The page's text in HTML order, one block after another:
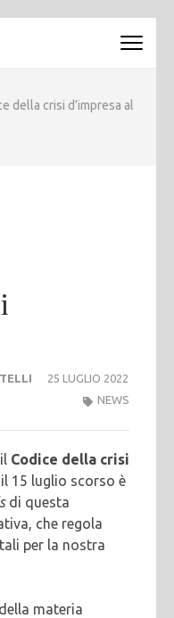
della crisi d’impresa al
25 LUGLIO 2022
NEWS
Codice della crisi
il 15 luglio scorso è
di questa
che regola
per la nostra
materia